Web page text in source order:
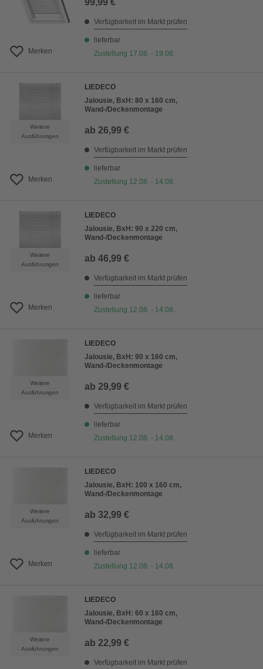
Merken
99,99 €
Verfügbarkeit im Markt prüfen
lieferbar
Zustellung 17.08. - 19.08.
Weitere
Ausführungen
Merken
LIEDECO
Jalousie, BxH: 80 x 160 cm,
Wand-/Deckenmontage
ab 26,99 €
Verfügbarkeit im Markt prüfen
lieferbar
Zustellung 12.08. - 14.08.
Weitere
Ausführungen
Merken
LIEDECO
Jalousie, BxH: 90 x 220 cm,
Wand-/Deckenmontage
ab 46,99 €
Verfügbarkeit im Markt prüfen
lieferbar
Zustellung 12.08. - 14.08.
Weitere
Ausführungen
Merken
LIEDECO
Jalousie, BxH: 90 x 160 cm,
Wand-/Deckenmontage
ab 29,99 €
Verfügbarkeit im Markt prüfen
lieferbar
Zustellung 12.08. - 14.08.
Weitere
Ausführungen
Merken
LIEDECO
Jalousie, BxH: 100 x 160 cm,
Wand-/Deckenmontage
ab 32,99 €
Verfügbarkeit im Markt prüfen
lieferbar
Zustellung 12.08. - 14.08.
Weitere
Ausführungen
LIEDECO
Jalousie, BxH: 60 x 160 cm,
Wand-/Deckenmontage
ab 22,99 €
Verfügbarkeit im Markt prüfen